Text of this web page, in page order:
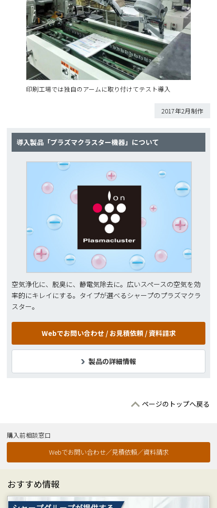
印刷工場では独自のアームに取り付けてテスト導入
2017年2月制作
導入製品「プラズマクラスター機器」について
空気浄化に、脱臭に、静電気除去に。広いスペースの空気を効
率的にキレイにする。タイプが選べるシャープのプラズマクラ
スター。
Webでお問い合わせ / お見積依頼 / 資料請求
製品の詳細情報
ページのトップへ戻る
購入前相談窓口
Webでお問い合わせ／見積依頼／資料請求
おすすめ情報